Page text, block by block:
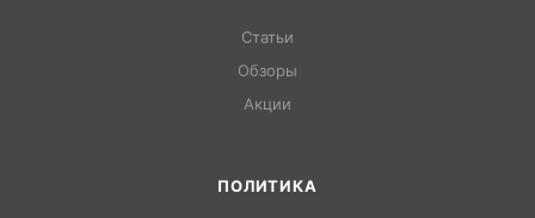
Статьи
Обзоры
Акции
ПОЛИТИКА